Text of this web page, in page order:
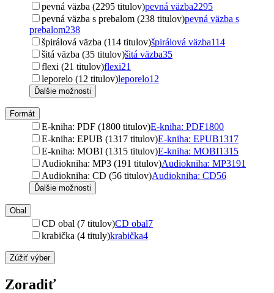
pevná väzba (2295 titulov)pevná väzba2295
pevná väzba s prebalom (238 titulov)pevná väzba s
prebalom238
špirálová väzba (114 titulov)špirálová väzba114
šitá väzba (35 titulov)šitá väzba35
flexi (21 titulov)flexi21
leporelo (12 titulov)leporelo12
Ďalšie možnosti
Formát
E-kniha: PDF (1800 titulov)E-kniha: PDF1800
E-kniha: EPUB (1317 titulov)E-kniha: EPUB1317
E-kniha: MOBI (1315 titulov)E-kniha: MOBI1315
Audiokniha: MP3 (191 titulov)Audiokniha: MP3191
Audiokniha: CD (56 titulov)Audiokniha: CD56
Ďalšie možnosti
Obal
CD obal (7 titulov)CD obal7
krabička (4 tituly)krabička4
Zúžiť výber
Zoradiť